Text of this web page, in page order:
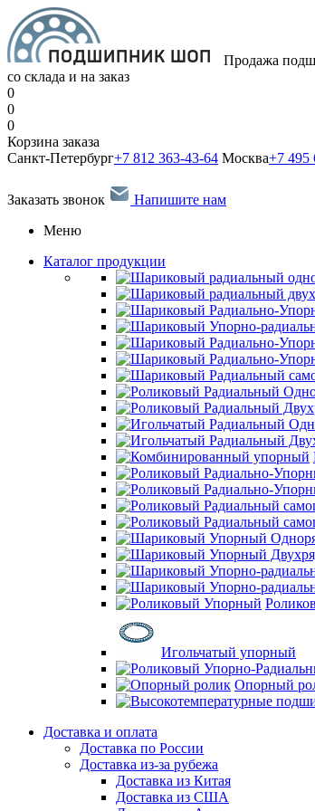
Продажа
со склада и на заказ
0
0
0
Корзина заказа
Санкт-Петербург+7 812 363-43-64 Москва+7 495
Заказать звонок
Напишите нам
Меню
Каталог продукции
Игольчатый упорный
Опорный
Доставка и оплата
Доставка по России
Доставка из-за рубежа
Доставка из Китая
Доставка из США